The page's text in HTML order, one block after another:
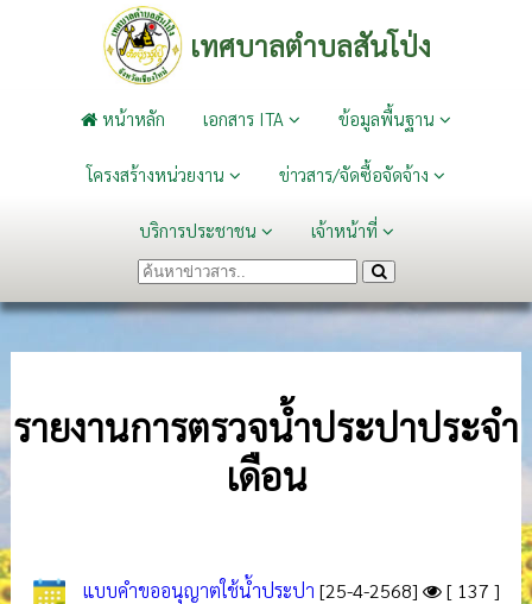
เทศบาลตำบลสันโป่ง
หน้าหลัก เอกสาร ITA ข้อมูลพื้นฐาน
โครงสร้างหน่วยงาน ข่าวสาร/จัดซื้อจัดจ้าง
บริการประชาชน เจ้าหน้าที่
รายงานการตรวจน้ำประปาประจำ
เดือน
แบบคำขออนุญาตใช้น้ำประปา [25-4-2568]
[ 137 ]